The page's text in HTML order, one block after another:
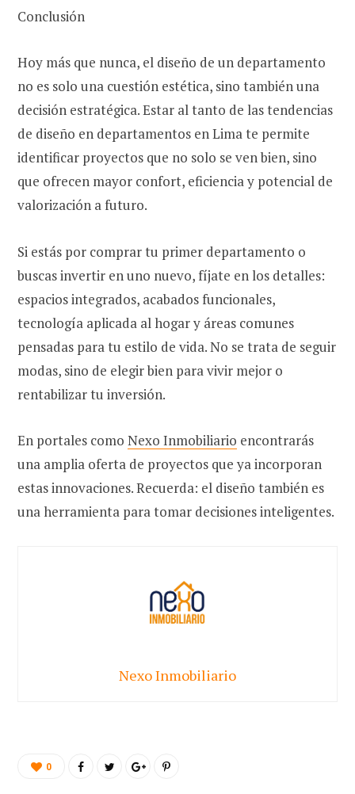
Conclusión
Hoy más que nunca, el diseño de un departamento
no es solo una cuestión estética, sino también una
decisión estratégica. Estar al tanto de las tendencias
de diseño en departamentos en Lima te permite
identificar proyectos que no solo se ven bien, sino
que ofrecen mayor confort, eficiencia y potencial de
valorización a futuro.
Si estás por comprar tu primer departamento o
buscas invertir en uno nuevo, fíjate en los detalles:
espacios integrados, acabados funcionales,
tecnología aplicada al hogar y áreas comunes
pensadas para tu estilo de vida. No se trata de seguir
modas, sino de elegir bien para vivir mejor o
rentabilizar tu inversión.
En portales como Nexo Inmobiliario encontrarás
una amplia oferta de proyectos que ya incorporan
estas innovaciones. Recuerda: el diseño también es
una herramienta para tomar decisiones inteligentes.
Nexo Inmobiliario
0